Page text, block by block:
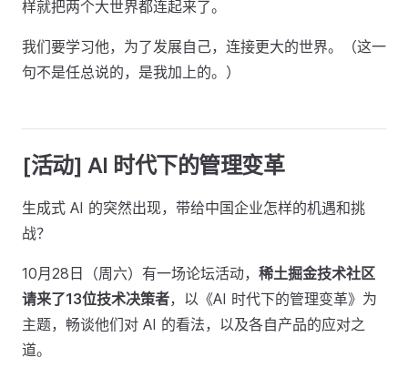
样就把两个大世界都连起来了。
我们要学习他，为了发展自己，连接更大的世界。（这一
句不是任总说的，是我加上的。）
[活动] AI 时代下的管理变革
生成式 AI 的突然出现，带给中国企业怎样的机遇和挑
战？
10月28日（周六）有一场论坛活动， 稀土掘金技术社区
请来了13位技术决策者，以《AI 时代下的管理变革》为
主题，畅谈他们对 AI 的看法，以及各自产品的应对之
道。